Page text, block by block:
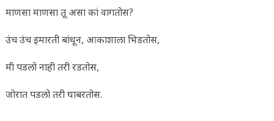
माणसा माणसा तू असा कां वागतोस?
उंच उंच इमारती बांधून, आकाशाला भिडतोस,
मी पडलो नाही तरी रडतोस,
जोरात पडलो तरी घाबरतोस.